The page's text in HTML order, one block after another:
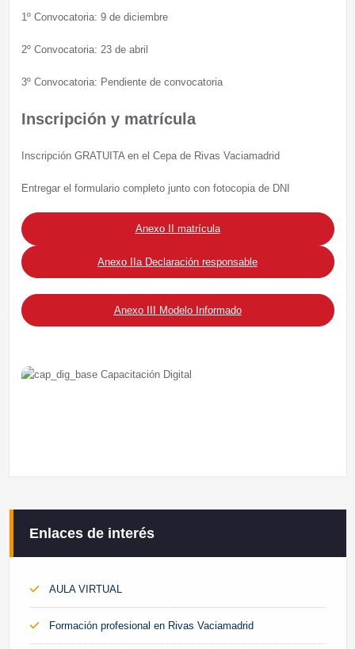
1º Convocatoria: 9 de diciembre
2º Convocatoria: 23 de abril
3º Convocatoria: Pendiente de convocatoria
Inscripción y matrícula
Inscripción GRATUITA en el Cepa de Rivas Vaciamadrid
Entregar el formulario completo junto con fotocopia de DNI
Anexo II matrícula
Anexo IIa Declaración responsable
Anexo III Modelo Informado
Enlaces de interés
AULA VIRTUAL
Formación profesional en Rivas Vaciamadrid